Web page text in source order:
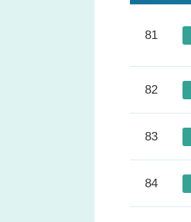
81
82
83
84